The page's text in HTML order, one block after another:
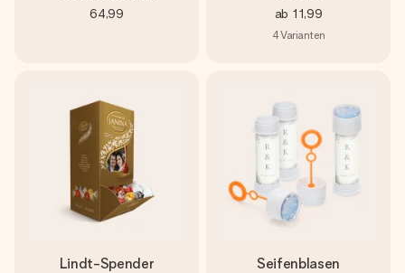
64,99 ab 11,99
4Varianten
Lindt-Spender Seifenblasen